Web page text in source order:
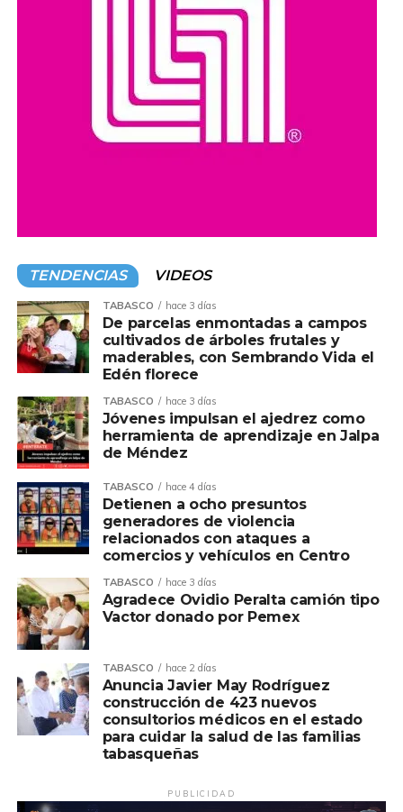
Organizaciones y ciudadanos han pedido que las
investigaciones se realicen con transparencia y que, en
caso de confirmarse irregularidades, se determinen las
responsabilidades conforme a la legislación vigente.
TENDENCIAS VIDEOS
TABASCO hace 3 días
De parcelas enmontadas a campos
cultivados de árboles frutales y
maderables, con Sembrando Vida el
Edén florece
TABASCO hace 3 días
Jóvenes impulsan el ajedrez como
herramienta de aprendizaje en Jalpa
de Méndez
TABASCO hace 4 días
Detienen a ocho presuntos
generadores de violencia
relacionados con ataques a
comercios y vehículos en Centro
TABASCO hace 3 días
Agradece Ovidio Peralta camión tipo
Vactor donado por Pemex
TABASCO hace 2 días
Anuncia Javier May Rodríguez
construcción de 423 nuevos
consultorios médicos en el estado
para cuidar la salud de las familias
tabasqueñas
PUBLICIDAD